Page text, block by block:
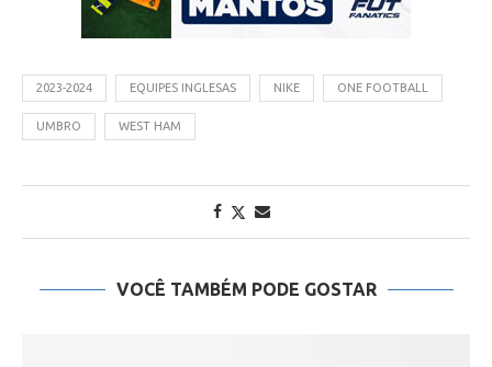
2023-2024 EQUIPES INGLESAS NIKE ONE FOOTBALL
UMBRO WEST HAM
VOCÊ TAMBÉM PODE GOSTAR